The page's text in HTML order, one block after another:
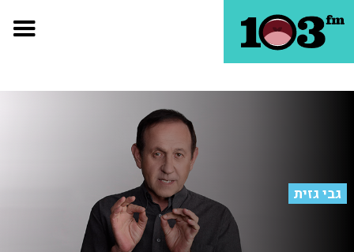
גבי גזית